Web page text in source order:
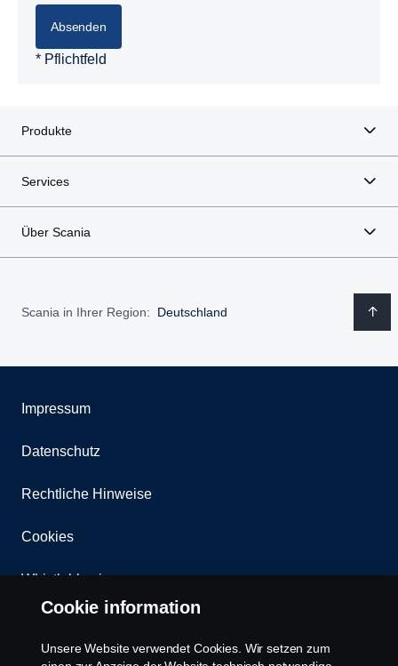
Absenden
* Pflichtfeld
Produkte
Services
Über Scania
Scania in Ihrer Region: Deutschland
Impressum
Datenschutz
Rechtliche Hinweise
Cookies
Whistleblowing
Cookie information
Unsere Website verwendet Cookies. Wir setzen zum